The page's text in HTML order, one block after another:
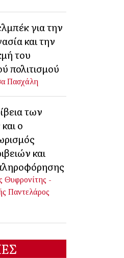
για την
και την
του
πολιτισμού
Πασχάλη
των
ο
και
Θυφρονίτης -
Παντελάρος